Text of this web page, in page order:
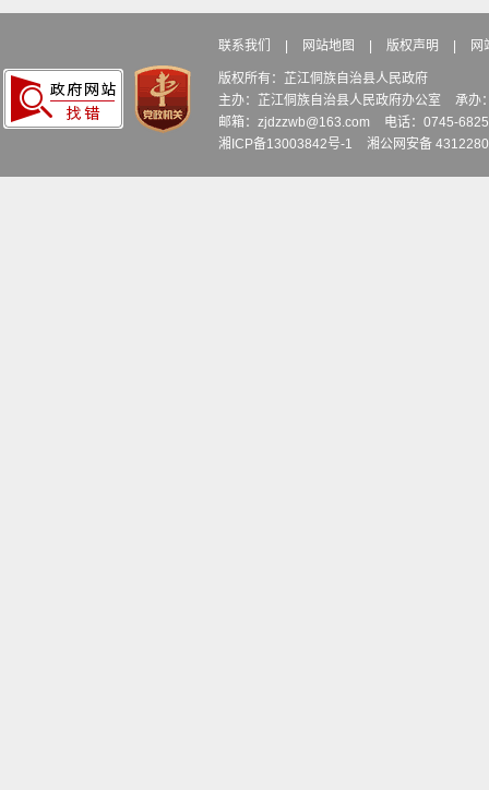
联系我们 网站地图 版权声明 网
版权所有：芷江侗族自治县人民政府
主办：芷江侗族自治县人民政府办公室
承办
邮箱：zjdzzwb@163.com
电话：0745-
湘ICP备13003842号-1
湘公网安备